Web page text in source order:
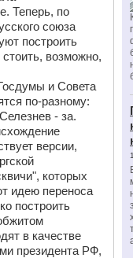
Теперь, по
союза
построить
возможно,
и Совета
по-разному:
- за.
версии,
которых
идею переноса
построить
в качестве
президента РФ,